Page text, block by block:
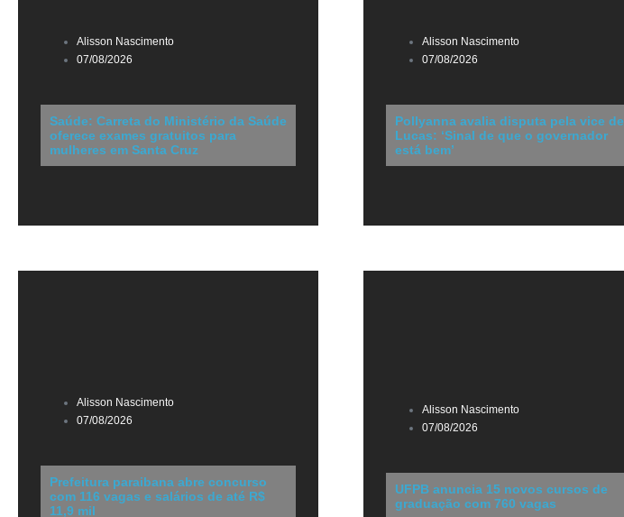
Alisson Nascimento
07/08/2026
Saúde: Carreta do Ministério da Saúde
oferece exames gratuitos para
mulheres em Santa Cruz
Alisson Nascimento
07/08/2026
Pollyanna avalia disputa pela vice de
Lucas: ‘Sinal de que o governador
está bem’
Alisson Nascimento
07/08/2026
Prefeitura paraibana abre concurso
com 116 vagas e salários de até R$
11,9 mil
Alisson Nascimento
07/08/2026
UFPB anuncia 15 novos cursos de
graduação com 760 vagas